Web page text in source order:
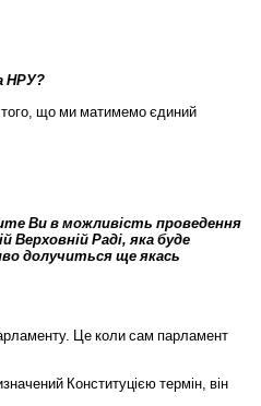
НРУ?
того, що ми матимемо єдиний
Ви в можливість проведення
Верховній Раді, яка буде
долучиться ще якась
. Це коли сам парламент
Конституцією термін, він